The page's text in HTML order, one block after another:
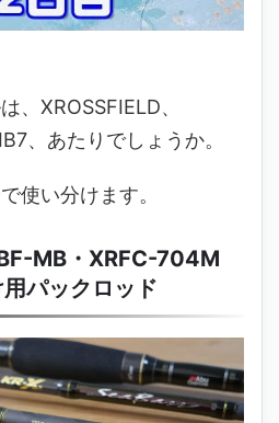
、XROSSFIELD、
、あたりでしょうか。
使い分けます。
MB・XRFC-704M
パックロッド